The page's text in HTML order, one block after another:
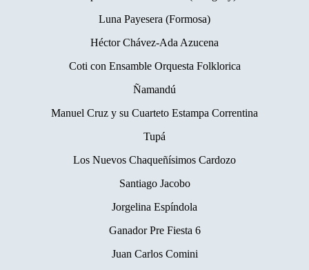
Luna Payesera (Formosa)
Héctor Chávez-Ada Azucena
Coti con Ensamble Orquesta Folklorica
Ñamandú
Manuel Cruz y su Cuarteto Estampa Correntina
Tupá
Los Nuevos Chaqueñísimos Cardozo
Santiago Jacobo
Jorgelina Espíndola
Ganador Pre Fiesta 6
Juan Carlos Comini